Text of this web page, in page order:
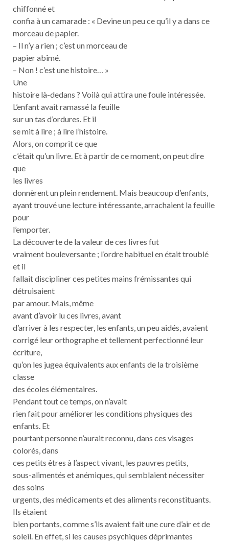
chiffonné et
confia à un camarade : « Devine un peu ce qu’il y a dans ce
morceau de papier.
– Il n’y a rien ; c’est un morceau de
papier abîmé.
– Non ! c’est une histoire… »
Une
histoire là-dedans ? Voilà qui attira une foule intéressée.
L’enfant avait ramassé la feuille
sur un tas d’ordures. Et il
se mit à lire ; à lire l’histoire.
Alors, on comprit ce que
c’était qu’un livre. Et à partir de ce moment, on peut dire
que
les livres
donnèrent un plein rendement. Mais beaucoup d’enfants,
ayant trouvé une lecture intéressante, arrachaient la feuille
pour
l’emporter.
La découverte de la valeur de ces livres fut
vraiment bouleversante ; l’ordre habituel en était troublé
et il
fallait discipliner ces petites mains frémissantes qui
détruisaient
par amour. Mais, même
avant d’avoir lu ces livres, avant
d’arriver à les respecter, les enfants, un peu aidés, avaient
corrigé leur orthographe et tellement perfectionné leur
écriture,
qu’on les jugea équivalents aux enfants de la troisième
classe
des écoles élémentaires.
Pendant tout ce temps, on n’avait
rien fait pour améliorer les conditions physiques des
enfants. Et
pourtant personne n’aurait reconnu, dans ces visages
colorés, dans
ces petits êtres à l’aspect vivant, les pauvres petits,
sous-alimentés et anémiques, qui semblaient nécessiter
des soins
urgents, des médicaments et des aliments reconstituants.
Ils étaient
bien portants, comme s’ils avaient fait une cure d’air et de
soleil. En effet, si les causes psychiques déprimantes